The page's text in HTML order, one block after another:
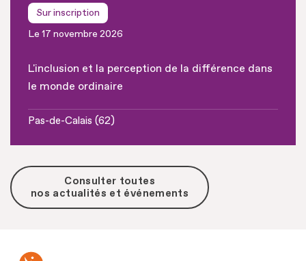
Sur inscription
Le 17 novembre 2026
L'inclusion et la perception de la différence dans
le monde ordinaire
Pas-de-Calais (62)
Consulter toutes
nos actualités et événements